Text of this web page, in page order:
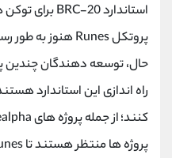
استانداردBRC-20برای
پروتکلRunesهنوز به طور
حال، توسعه دهندگان چندین
راه اندازی این استاندارد
کنند؛ از جمله پروژه های
پروژه ها منتظر هستند تا